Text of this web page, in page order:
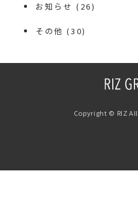
お知らせ (26)
その他 (30)
Copyright © RIZ